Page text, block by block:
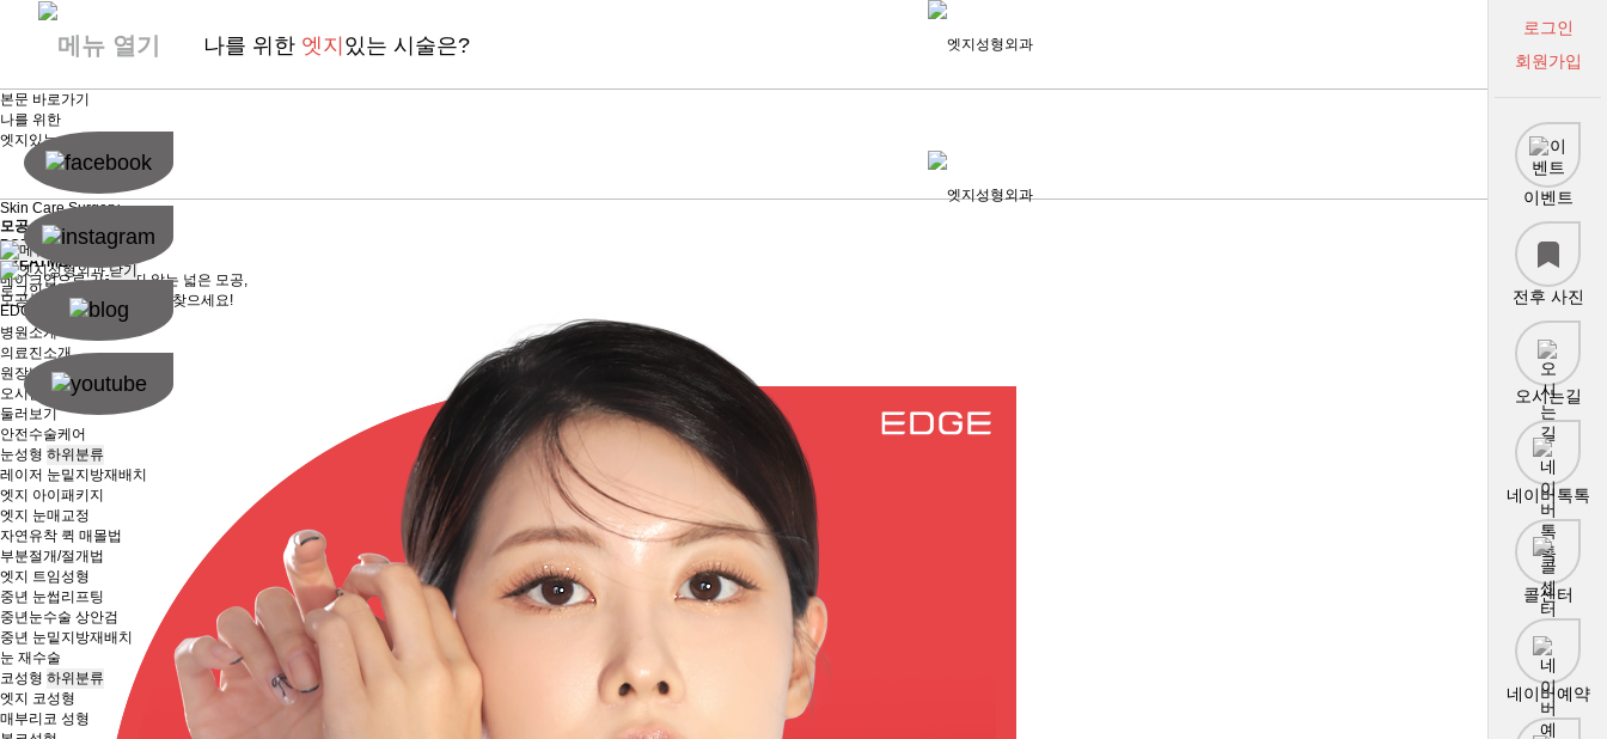
나를 위한 엣지 있는 시술은?
본문 바로가기
나를 위한
엣지 있는 시술은?
닫기
로그인 회원가입
EDGE소개
하위분류
병원소개
의료진소개
원장님 진료 일정
오시는 길
둘러보기
안전수술케어
눈성형 하위분류
레이저 눈밑지방재배치
엣지 아이패키지
엣지 눈매교정
자연유착 퀵 매몰법
부분절개/절개법
엣지 트임성형
중년 눈썹리프팅
중년눈수술 상안검
중년 눈밑지방재배치
눈 재수술
코성형 하위분류
엣지 코성형
매부리코 성형
Skin Care Surgery
모공 치료
PORE
TREATMENT
메이크업으로 가려지지 않는 넓은 모공,
모공 축소로 피부 자신감 되찾으세요!
로그인
회원가입
이벤트
전후 사진
오시는길
네이버톡톡
콜센터
네이버예약